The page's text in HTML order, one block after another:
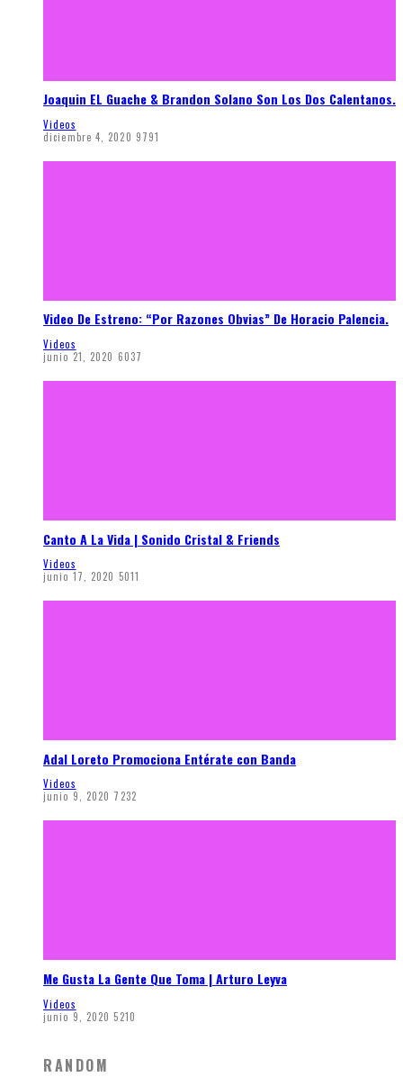
Joaquin EL Guache & Brandon Solano Son Los Dos Calentanos.
Videos
diciembre 4, 2020 9791
Video De Estreno: “Por Razones Obvias” De Horacio Palencia.
Videos
junio 21, 2020 6037
Canto A La Vida | Sonido Cristal & Friends
Videos
junio 17, 2020 5011
Adal Loreto Promociona Entérate con Banda
Videos
junio 9, 2020 7232
Me Gusta La Gente Que Toma | Arturo Leyva
Videos
junio 9, 2020 5210
RANDOM